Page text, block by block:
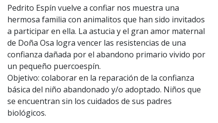
Pedrito Espín vuelve a confiar nos muestra una
hermosa familia con animalitos que han sido invitados
a participar en ella. La astucia y el gran amor maternal
de Doña Osa logra vencer las resistencias de una
confianza dañada por el abandono primario vivido por
un pequeño puercoespín.
Objetivo: colaborar en la reparación de la confianza
básica del niño abandonado y/o adoptado. Niños que
se encuentran sin los cuidados de sus padres
biológicos.